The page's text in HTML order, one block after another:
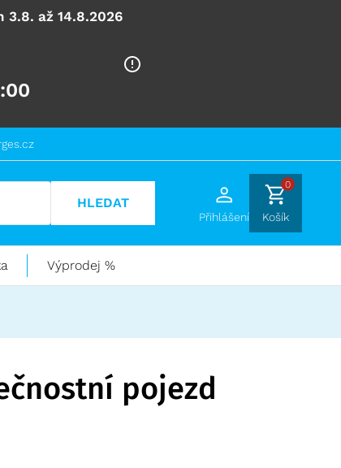
až 14.8.2026
HLEDAT
Přihlášení
0
Košík
Výprodej %
pojezd